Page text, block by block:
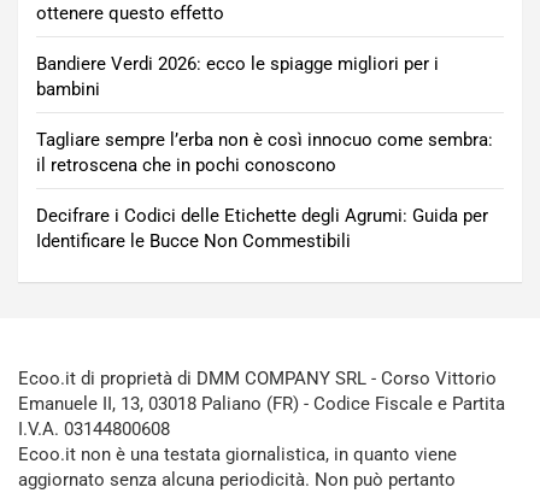
ottenere questo effetto
Bandiere Verdi 2026: ecco le spiagge migliori per i
bambini
Tagliare sempre l’erba non è così innocuo come sembra:
il retroscena che in pochi conoscono
Decifrare i Codici delle Etichette degli Agrumi: Guida per
Identificare le Bucce Non Commestibili
Ecoo.it di proprietà di DMM COMPANY SRL - Corso Vittorio
Emanuele II, 13, 03018 Paliano (FR) - Codice Fiscale e Partita
I.V.A. 03144800608
Ecoo.it non è una testata giornalistica, in quanto viene
aggiornato senza alcuna periodicità. Non può pertanto